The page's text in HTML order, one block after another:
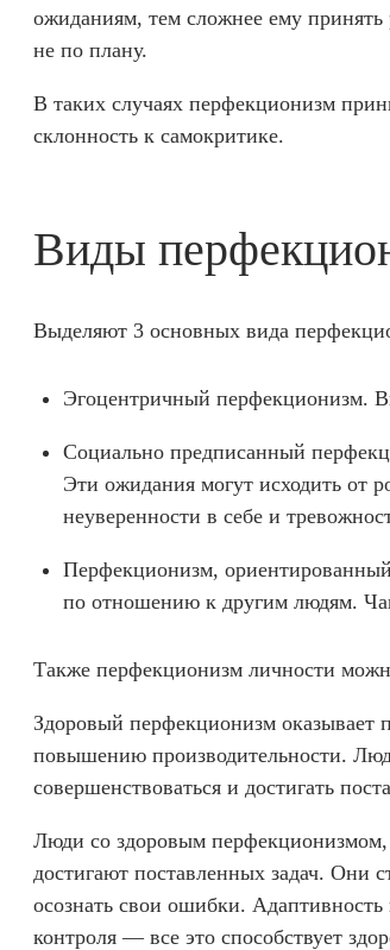
ожиданиям, тем сложнее ему принять
не по плану.
В таких случаях перфекционизм
склонность к самокритике.
Виды
Выделяют 3 основных вида
Эгоцентричный перфекционизм.
Социально предписанный
Эти ожидания могут исходить от
неуверенности в себе и
Перфекционизм,
по отношению к другим людям.
Также перфекционизм личности
Здоровый перфекционизм
повышению производительности.
совершенствоваться и достигать
Люди со здоровым перфекционизмом,
достигают поставленных задач. Они
осознать свои ошибки.
контроля — все это способствует